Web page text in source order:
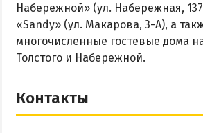
Набережной» (ул. Набережная,
«Sandy» (ул. Макарова, 3-А), а
многочисленные гостевые дома
Толстого и Набережной.
Контакты